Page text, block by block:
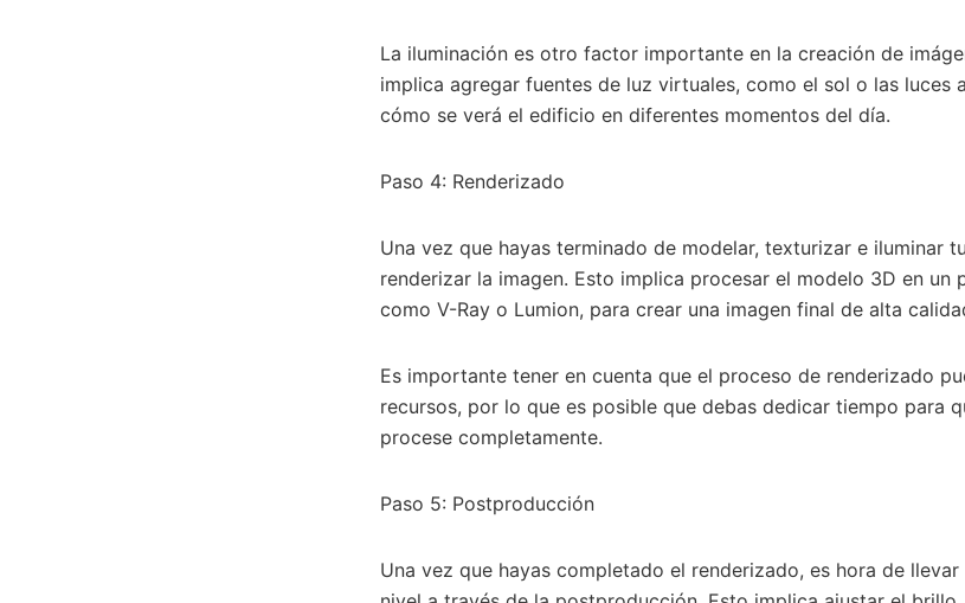
La iluminación es otro factor importante en la creación de
implica agregar fuentes de luz virtuales, como el sol o las luces
cómo se verá el edificio en diferentes momentos del día.
Paso 4: Renderizado
Una vez que hayas terminado de modelar, texturizar e iluminar
renderizar la imagen. Esto implica procesar el modelo 3D en un
como V-Ray o Lumion, para crear una imagen final de alta
Es importante tener en cuenta que el proceso de renderizado
recursos, por lo que es posible que debas dedicar tiempo para
procese completamente.
Paso 5: Postproducción
Una vez que hayas completado el renderizado, es hora de